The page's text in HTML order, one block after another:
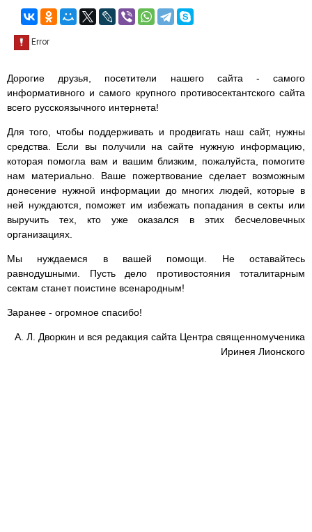
Дорогие друзья, посетители нашего сайта - самого
информативного и самого крупного противосектантского сайта
всего русскоязычного интернета!
Для того, чтобы поддерживать и продвигать наш сайт, нужны
средства. Если вы получили на сайте нужную информацию,
которая помогла вам и вашим близким, пожалуйста, помогите
нам материально. Ваше пожертвование сделает возможным
донесение нужной информации до многих людей, которые в
ней нуждаются, поможет им избежать попадания в секты или
выручить тех, кто уже оказался в этих бесчеловечных
организациях.
Мы нуждаемся в вашей помощи. Не оставайтесь
равнодушными. Пусть дело противостояния тоталитарным
сектам станет поистине всенародным!
Заранее - огромное спасибо!
А. Л. Дворкин и вся редакция сайта Центра священномученика
Иринея Лионского